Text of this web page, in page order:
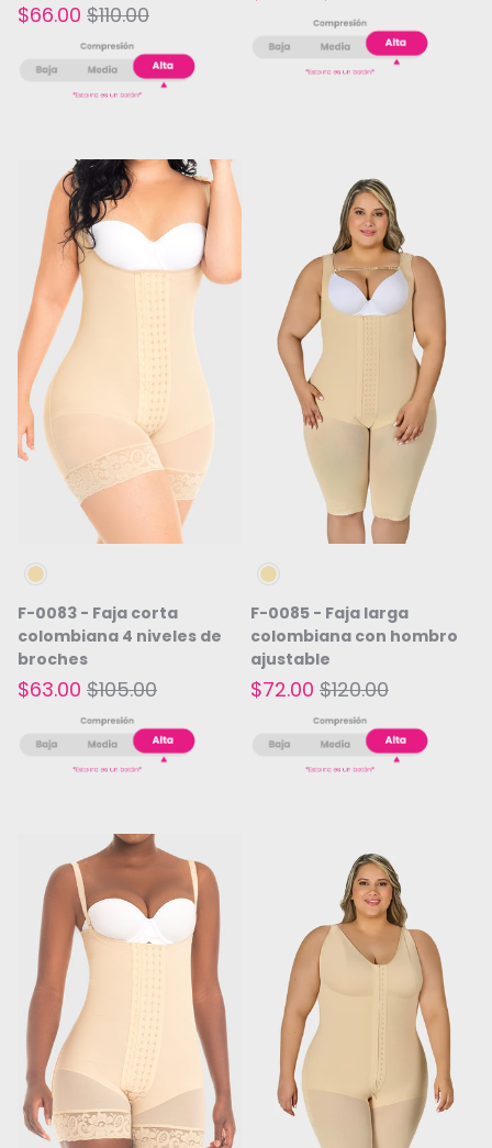
$66.00 $110.00
F-0083 - Faja corta
colombiana 4 niveles de
broches
$63.00 $105.00
F-0085 - Faja larga
colombiana con hombro
ajustable
$72.00 $120.00